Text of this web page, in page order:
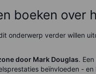
boeken over
onderwerp verder willen
door Mark Douglas.
beïnvloeden -